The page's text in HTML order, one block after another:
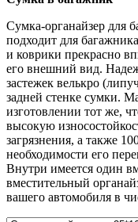
Сумка-органайзер для
подходит для
и коврики прекрасно
его внешний вид.
застежек велькро
задней стенке сумки.
изготовлении тот же,
высокую
загрязнения, а также
необходимости его
Внутри имеется один
вместительный
вашего автомобиля в